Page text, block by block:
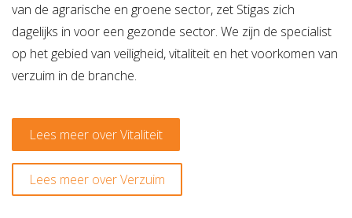
van de agrarische en groene sector, zet Stigas zich
dagelijks in voor een gezonde sector. We zijn de specialist
op het gebied van veiligheid, vitaliteit en het voorkomen van
verzuim in de branche.
Lees meer over Vitaliteit
Lees meer over Verzuim